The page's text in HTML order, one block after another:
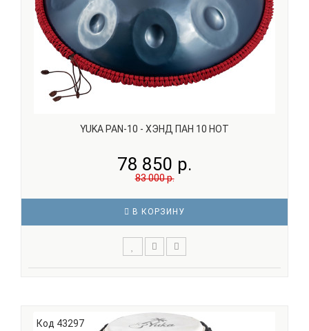
YUKA PAN-10 - ХЭНД ПАН 10 НОТ
78 850 р.
83 000 р.
В КОРЗИНУ
обертонально богатое звучание с плавными переходами
Код 43297